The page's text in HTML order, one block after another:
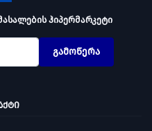
ჰიპერმარკეტი
გამოწერა